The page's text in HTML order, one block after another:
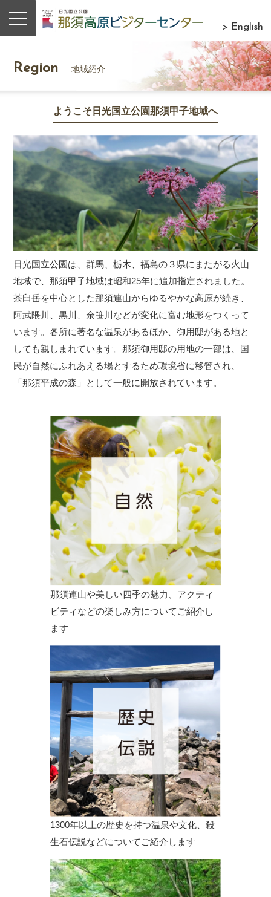
> English
Region 地域紹介
ようこそ日光国立公園那須甲子地域へ
日光国立公園は、群馬、栃木、福島の３県にまたがる火山
地域で、那須甲子地域は昭和25年に追加指定されました。
茶臼岳を中心とした那須連山からゆるやかな高原が続き、
阿武隈川、黒川、余笹川などが変化に富む地形をつくって
います。各所に著名な温泉があるほか、御用邸がある地と
しても親しまれています。那須御用邸の用地の一部は、国
民が自然にふれあえる場とするため環境省に移管され、
「那須平成の森」として一般に開放されています。
那須連山や美しい四季の魅力、アクティ
ビティなどの楽しみ方についてご紹介し
ます
1300年以上の歴史を持つ温泉や文化、殺
生石伝説などについてご紹介します